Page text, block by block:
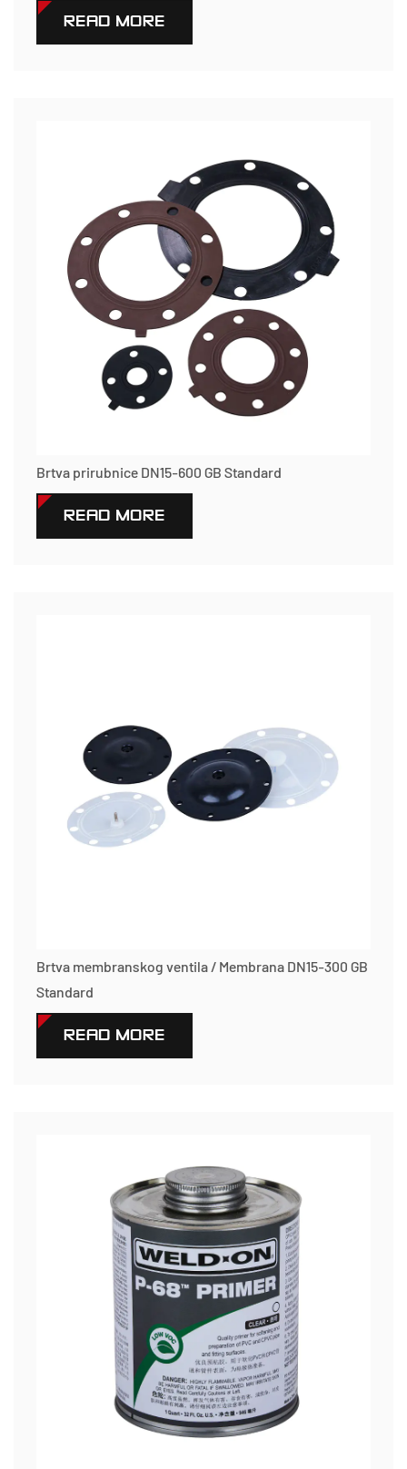
READ MORE
Brtva prirubnice DN15-600 GB Standard
READ MORE
Brtva membranskog ventila / Membrana DN15-300 GB
Standard
READ MORE